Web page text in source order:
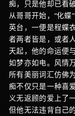
痴，只是他却已看
从哥哥开始，“化
英台，一便是程蝶
者两者皆是，或者
天起，他的命运便
如梦亦如电。风情
所有美丽词汇仿佛
痴不仅只是一种喜
义无返顾的爱上了
但他无法违背自己